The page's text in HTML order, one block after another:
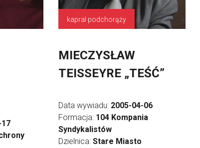
kapral podchorąży
MIECZYSŁAW
TEISSEYRE „TEŚĆ”
Data wywiadu: 2005-04-06
Formacja: 104 Kompania
Syndykalistów
Dzielnica: Stare Miasto